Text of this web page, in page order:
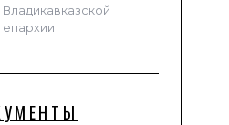
Владикавказской
епархии